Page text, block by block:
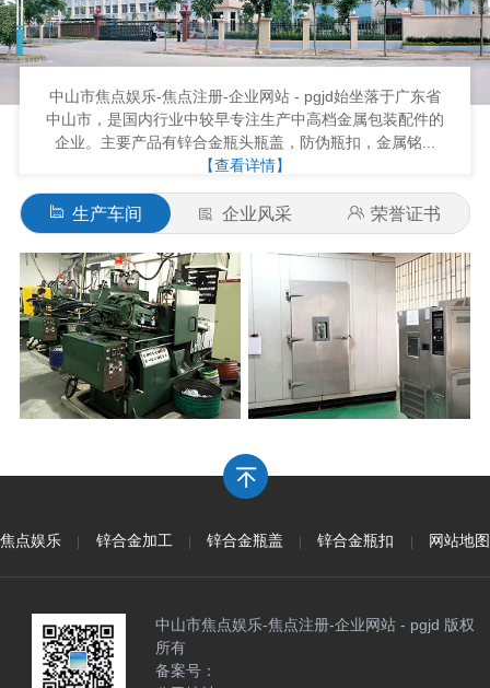
中山市焦点娱乐-焦点注册-企业网站 - pgjd始坐落于广东省
中山市，是国内行业中较早专注生产中高档金属包装配件的
企业。主要产品有锌合金瓶头瓶盖，防伪瓶扣，金属铭...
【查看详情】
生产车间 企业风采 荣誉证书
焦点娱乐 锌合金加工 锌合金瓶盖 锌合金瓶扣 网站地图
中山市焦点娱乐-焦点注册-企业网站 - pgjd 版权
所有
备案号：